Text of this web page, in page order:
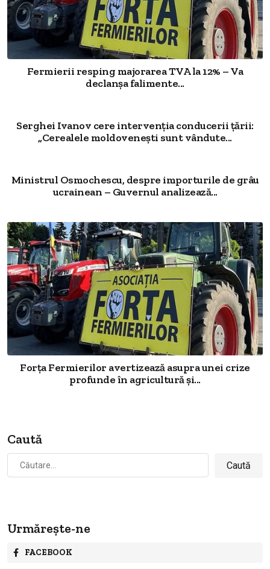
Fermierii resping majorarea TVA la 12% – Va
declanșa falimente...
Serghei Ivanov cere intervenția conducerii țării:
„Cerealele moldovenești sunt vândute...
Ministrul Osmochescu, despre importurile de grâu
ucrainean – Guvernul analizează...
Forța Fermierilor avertizează asupra unei crize
profunde în agricultură și...
Caută
după:
Urmărește-ne
FACEBOOK